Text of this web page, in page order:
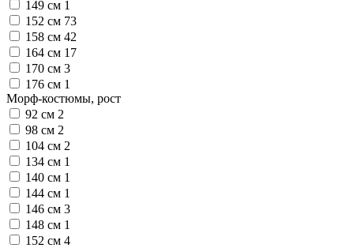
149 см 1
152 см 73
158 см 42
164 см 17
170 см 3
176 см 1
Морф-костюмы, рост
92 см 2
98 см 2
104 см 2
134 см 1
140 см 1
144 см 1
146 см 3
148 см 1
152 см 4